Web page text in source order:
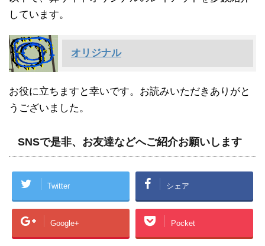
しています。
オリジナル
お役に立ちますと幸いです。お読みいただきありがと
うございました。
SNSで是非、お友達などへご紹介お願いします
Twitter シェア
Google+ Pocket